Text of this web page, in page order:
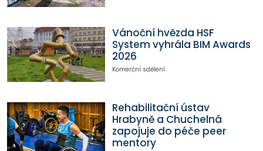
Vánoční hvězda HSF
System vyhrála BIM Awards
2026
Komerční sdělení
Rehabilitační ústav
Hrabyně a Chuchelná
zapojuje do péče peer
mentory